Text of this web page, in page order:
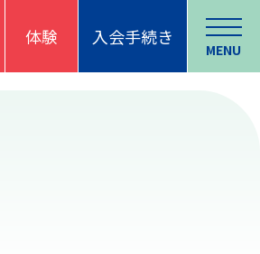
体験 入会手続き
MENU